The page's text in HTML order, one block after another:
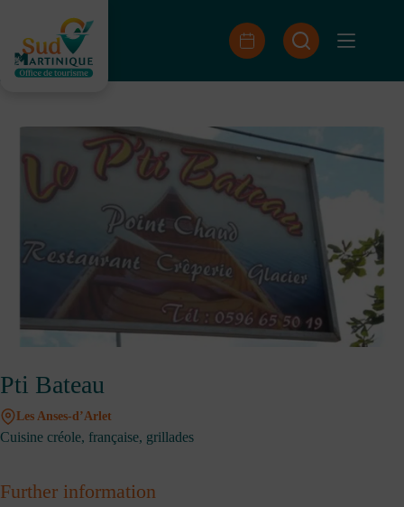
content
Pti Bateau
Les Anses-d’Arlet
Cuisine créole, française, grillades
Further information